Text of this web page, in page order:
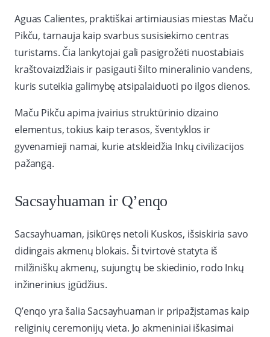
Aguas Calientes, praktiškai artimiausias miestas Maču
Pikču, tarnauja kaip svarbus susisiekimo centras
turistams. Čia lankytojai gali pasigrožėti nuostabiais
kraštovaizdžiais ir pasigauti šilto mineralinio vandens,
kuris suteikia galimybę atsipalaiduoti po ilgos dienos.
Maču Pikču apima įvairius struktūrinio dizaino
elementus, tokius kaip terasos, šventyklos ir
gyvenamieji namai, kurie atskleidžia Inkų civilizacijos
pažangą.
Sacsayhuaman ir Q’enqo
Sacsayhuaman, įsikūręs netoli Kuskos, išsiskiria savo
didingais akmenų blokais. Ši tvirtovė statyta iš
milžiniškų akmenų, sujungtų be skiedinio, rodo Inkų
inžinerinius įgūdžius.
Q’enqo yra šalia Sacsayhuaman ir pripažįstamas kaip
religinių ceremonijų vieta. Jo akmeniniai iškasimai